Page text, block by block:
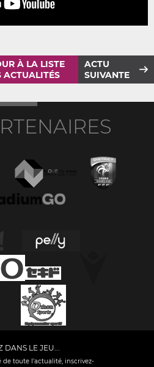
À LA LISTE
ACTUALITÉS
ACTU
SUIVANTE
DANS LE JEU...
de toute l'actualité, inscrivez-